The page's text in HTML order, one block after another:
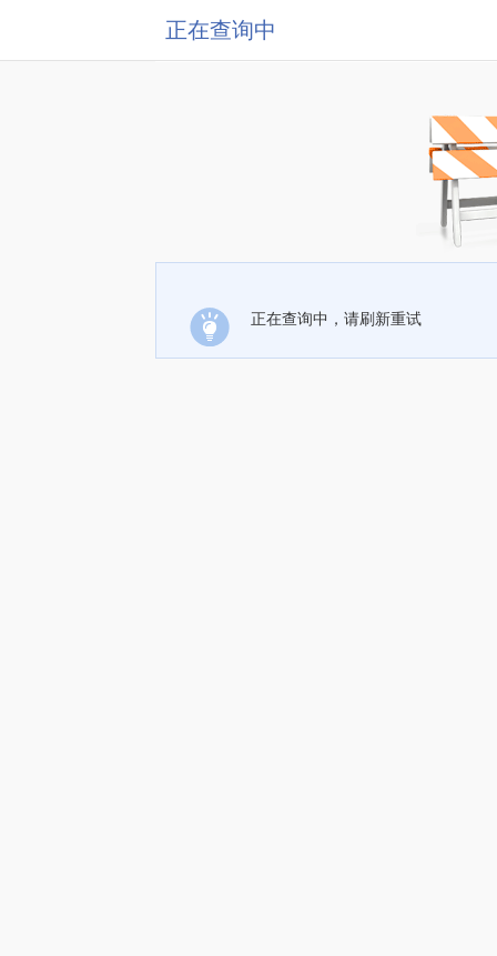
正在查询中
正在查询中，请刷新重试